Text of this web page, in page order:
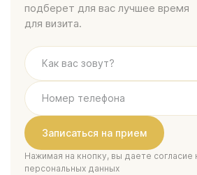
подберет для вас лучшее время
для визита.
Нажимая на кнопку, вы даете согласие
персональных данных